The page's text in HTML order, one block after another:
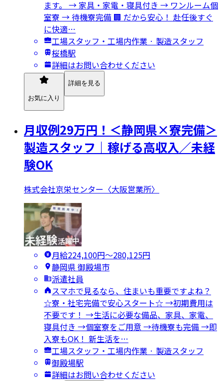
ます。 → 家具・家電・寝具付き → ワンルーム個
室寮 → 待機寮完備 🏢 だから安心！ 赴任後すぐ
に快適…
工場スタッフ・工場内作業 · 製造スタッフ
桜橋駅
詳細はお問い合わせください
お気に入り
詳細を見る
月収例29万円！＜静岡県×寮完備＞
製造スタッフ｜稼げる高収入／未経
験OK
株式会社京栄センター〈大阪営業所〉
月給224,100円〜280,125円
静岡県 御殿場市
派遣社員
スマホで見るなら、住まいも重要ですよね？
☆寮・社宅完備で安心スタート☆ →初期費用は
不要です！ →生活に必要な備品、家具、家電、
寝具付き →個室寮をご用意 →待機寮も完備 →即
入寮もOK！ 新生活を…
工場スタッフ・工場内作業 · 製造スタッフ
御殿場駅
詳細はお問い合わせください